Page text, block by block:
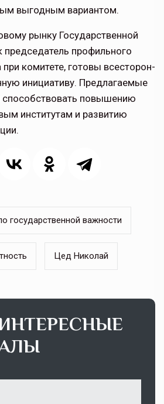
выгодным вариантом.
рынку Государственной
профильного
при комитете, готовы всесторон­
инициативу. Предлагаемые
повышению
институтам и развитию
государственной важности
Цед Николай